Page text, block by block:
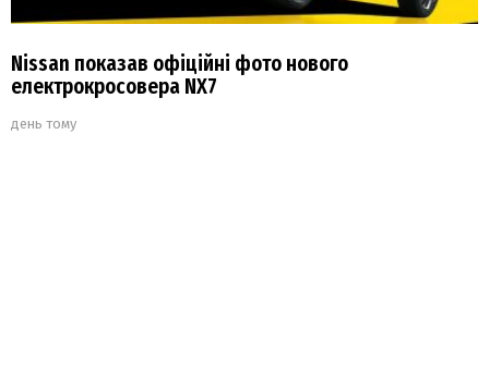
Nissan показав офіційні фото нового
електрокросовера NX7
день тому